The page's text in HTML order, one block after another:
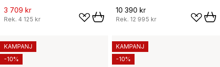
3 709 kr
Rek. 4 125 kr
10 390 kr
Rek. 12 995 kr
KAMPANJ
-10%
KAMPANJ
-10%